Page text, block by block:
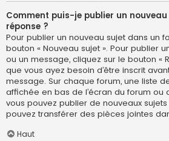
Comment puis-je publier un
réponse ?
Pour publier un nouveau sujet dans un
bouton « Nouveau sujet ». Pour publier
ou un message, cliquez sur le bouton «
que vous ayez besoin d’être inscrit
message. Sur chaque forum, une liste
affichée en bas de l’écran du forum ou
vous pouvez publier de nouveaux
pouvez transférer des pièces jointes
Haut